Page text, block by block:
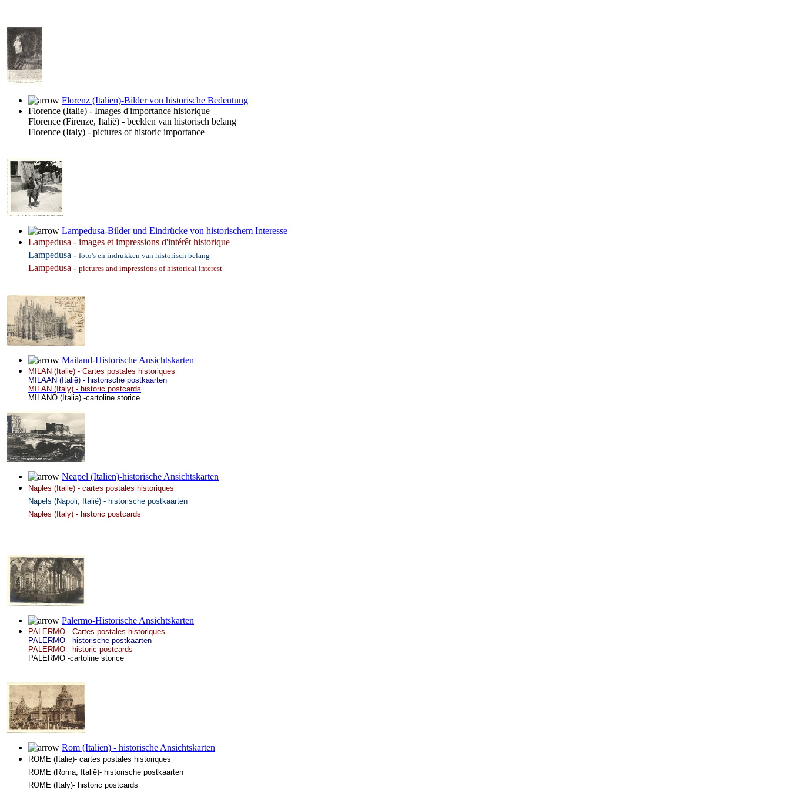
Florenz (Italien)-Bilder von historische Bedeutung
Florence (Italie) - Images d'importance historique
Florence (Firenze, Italië) - beelden van historisch belang
Florence (Italy) - pictures of historic importance
Lampedusa-Bilder und Eindrücke von historischem Interesse
Lampedusa - images et impressions d'intérêt historique
Lampedusa - foto's en indrukken van historisch belang
Lampedusa - pictures and impressions of historical interest
Mailand-Historische Ansichtskarten
MILAN (Italie) - Cartes postales historiques
MILAAN (Italië) - historische postkaarten
MILAN (Italy) - historic postcards
MILANO (Italia) -cartoline storice
Neapel (Italien)-historische Ansichtskarten
Naples (Italie) - cartes postales historiques
Napels (Napoli, Italië) - historische postkaarten
Naples (Italy) - historic postcards
Palermo-Historische Ansichtskarten
PALERMO - Cartes postales historiques
PALERMO - historische postkaarten
PALERMO - historic postcards
PALERMO -cartoline storice
Rom (Italien) - historische Ansichtskarten
ROME (Italie)- cartes postales historiques
ROME (Roma, Italië)- historische postkaarten
ROME (Italy)- historic postcards